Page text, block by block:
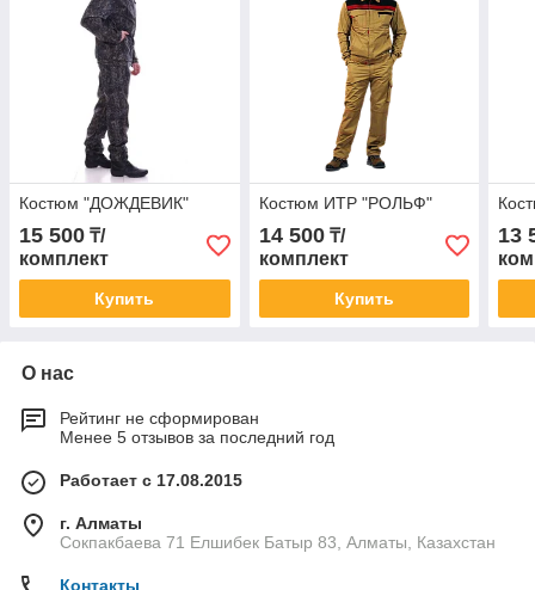
Костюм "ДОЖДЕВИК"
15 500 ₸/
комплект
Купить
Костюм ИТР "РОЛЬФ"
14 500₸/
комплект
Купить
13
О нас
Рейтинг не сформирован
Менее 5 отзывов за последний год
Работает с 17.08.2015
г. Алматы
Сокпакбаева 71 Елшибек Батыр 83, Алматы, Казахстан
Контакты